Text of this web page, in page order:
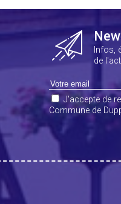
Infos,
de
J'accepte de
Commune de